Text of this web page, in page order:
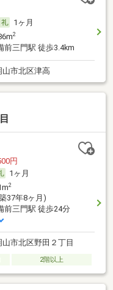
1ヶ月
2
前三門駅 徒歩3.4km
山市北区津高
円
1ヶ月
2
37年8ヶ月)
前三門駅 徒歩24分
山市北区野田２丁目
2階以上